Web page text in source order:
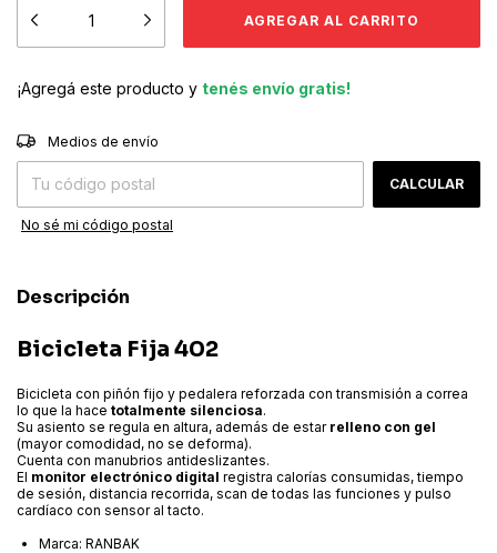
¡Agregá este producto y tenés envío gratis!
Entregas para el CP:
Medios de envío
CALCULAR
No sé mi código postal
Descripción
Bicicleta Fija 402
Bicicleta con piñón fijo y pedalera reforzada con transmisión a correa
lo que la hace totalmente silenciosa.
Su asiento se regula en altura, además de estarrelleno con gel
(mayor comodidad, no se deforma).
Cuenta con manubrios antideslizantes.
El monitor electrónico digital registra calorías consumidas, tiempo
de sesión, distancia recorrida, scan de todas las funciones y pulso
cardíaco con sensor al tacto.
Marca: RANBAK